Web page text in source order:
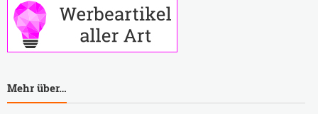
Mehr über…